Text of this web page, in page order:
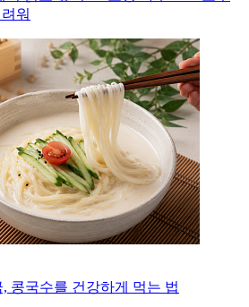
워
, 콩국수를 건강하게 먹는 법